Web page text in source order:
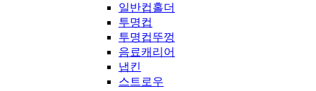
일반컵홀더
투명컵
투명컵뚜껑
음료캐리어
냅킨
스트로우